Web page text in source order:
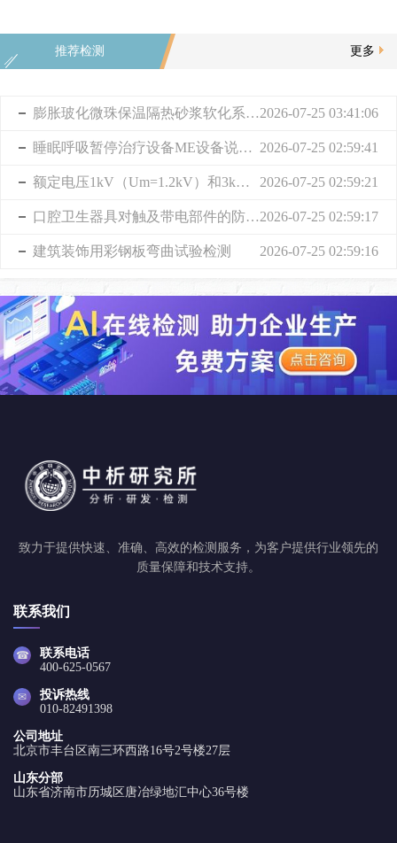
更多
推荐检测
2026-07-25 03:41:06
膨胀玻化微珠保温隔热砂浆软化系数检测
2026-07-25 02:59:41
睡眠呼吸暂停治疗设备ME设备说明增加的要求检测
2026-07-25 02:59:21
额定电压1kV（Um=1.2kV）和3kV（Um=3.6kV）挤包绝缘电力电缆电缆的成束阻燃试验检测
2026-07-25 02:59:17
口腔卫生器具对触及带电部件的防护检测
2026-07-25 02:59:16
建筑装饰用彩钢板弯曲试验检测
致力于提供快速、准确、高效的检测服务，为客户提供行业领先的
质量保障和技术支持。
联系我们
☎
联系电话
400-625-0567
✉
投诉热线
010-82491398
公司地址
北京市丰台区南三环西路16号2号楼27层
山东分部
山东省济南市历城区唐冶绿地汇中心36号楼